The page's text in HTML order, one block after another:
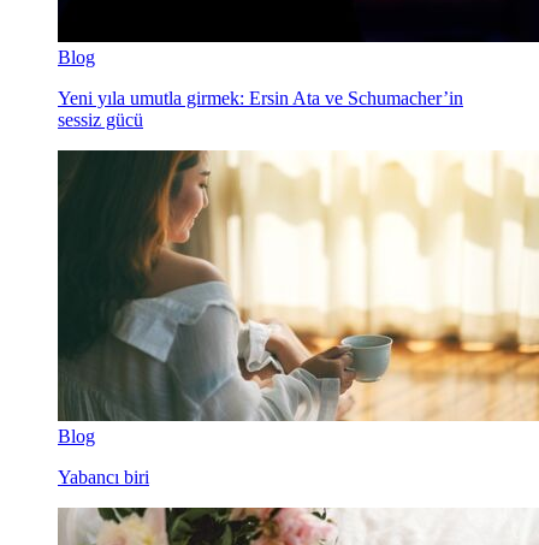
Blog
Yeni yıla umutla girmek: Ersin Ata ve Schumacher’in
sessiz gücü
Blog
Yabancı biri